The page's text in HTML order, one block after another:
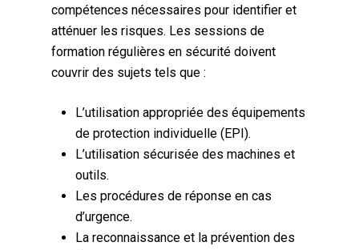
compétences nécessaires pour identifier et
atténuer les risques. Les sessions de
formation régulières en sécurité doivent
couvrir des sujets tels que :
L’utilisation appropriée des équipements
de protection individuelle (EPI).
L’utilisation sécurisée des machines et
outils.
Les procédures de réponse en cas
d’urgence.
La reconnaissance et la prévention des